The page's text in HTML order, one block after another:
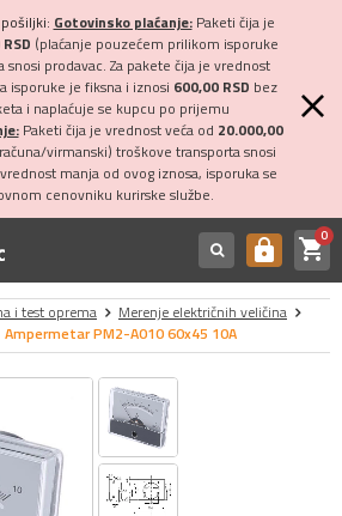
Gotovinsko plaćanje:Paketi čija je
(plaćanje pouzećem prilikom isporuke
prodavac. Za pakete čija je vrednost
isporuke je fiksna i iznosi 600,00 RSD bez
i naplaćuje se kupcu po prijemu
Paketi čija je vrednost veća od 20.000,00
virmanski) troškove transporta snosi
manja od ovog iznosa, isporuka se
cenovniku kurirske službe.
https shopping_cart0
i test oprema
Merenje električnih veličina
Ampermetar PM2-A010 60x45 10A